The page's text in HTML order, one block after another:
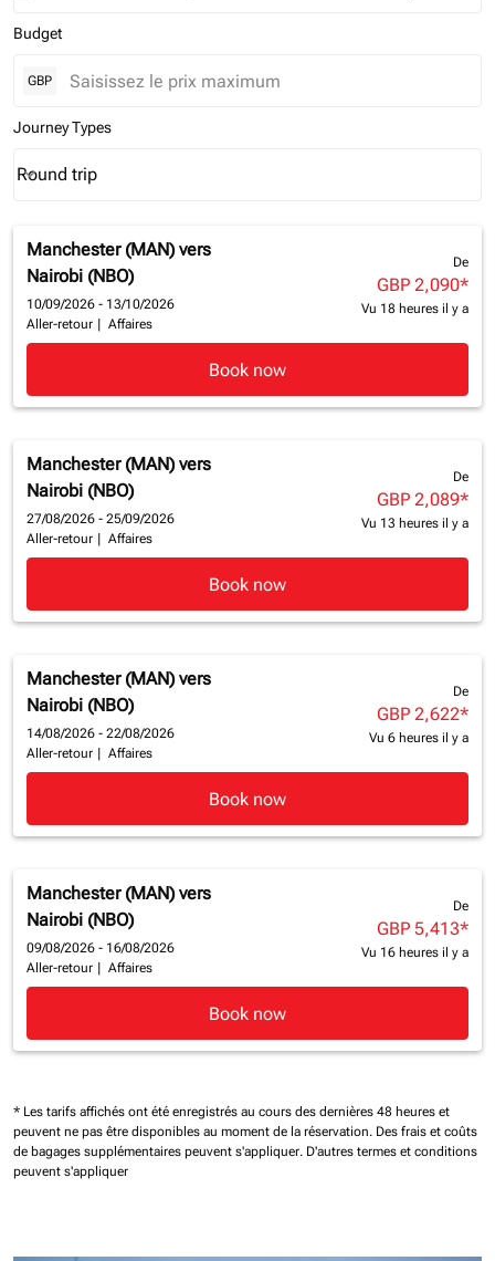
Budget
GBP
Journey Types
Journey Types option Round trip Selected
Round trip
keyboard_arrow_down
Manchester (MAN) vers
Nairobi (NBO)
10/09/2026 - 13/10/2026
Aller-retour
Affaires
De
GBP 2,090*
Vu 18 heures il y a
Book now
Manchester (MAN) vers
Nairobi (NBO)
27/08/2026 - 25/09/2026
Aller-retour
Affaires
De
GBP 2,089*
Vu 13 heures il y a
Book now
Manchester (MAN) vers
Nairobi (NBO)
14/08/2026 - 22/08/2026
Aller-retour
Affaires
De
GBP 2,622*
Vu 6 heures il y a
Book now
Manchester (MAN) vers
Nairobi (NBO)
09/08/2026 - 16/08/2026
Aller-retour
Affaires
De
GBP 5,413*
Vu 16 heures il y a
Book now
* Les tarifs affichés ont été enregistrés au cours des dernières 48 heures et
peuvent ne pas être disponibles au moment de la réservation. Des frais et coûts
de bagages supplémentaires peuvent s'appliquer. D'autres termes et conditions
peuvent s'appliquer